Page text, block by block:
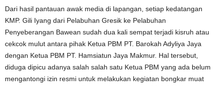
Dari hasil pantauan awak media di lapangan, setiap kedatangan
KMP. Gili Iyang dari Pelabuhan Gresik ke Pelabuhan
Penyeberangan Bawean sudah dua kali sempat terjadi kisruh atau
cekcok mulut antara pihak Ketua PBM PT. Barokah Adyliya Jaya
dengan Ketua PBM PT. Hamsiatun Jaya Makmur. Hal tersebut,
diduga dipicu adanya salah salah satu Ketua PBM yang ada belum
mengantongi izin resmi untuk melakukan kegiatan bongkar muat